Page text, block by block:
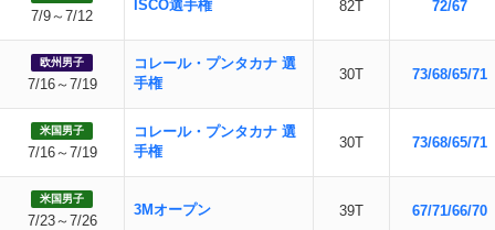
7/9～7/12
ISCO選手権 82T 72/67
欧州男子
7/16～7/19
コレール・プンタカナ 選
手権
30T 73/68/65/71
米国男子
7/16～7/19
コレール・プンタカナ 選
手権
30T 73/68/65/71
米国男子
7/23～7/26
3Mオープン 39T 67/71/66/70